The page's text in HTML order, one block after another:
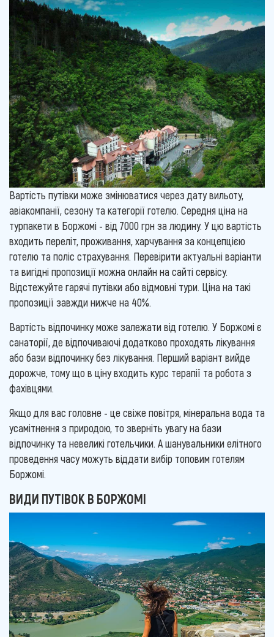
Вартість путівки може змінюватися через дату вильоту,
авіакомпанії, сезону та категорії готелю. Середня ціна на
турпакети в Боржомі - від 7000 грн за людину. У цю вартість
входить переліт, проживання, харчування за концепцією
готелю та поліс страхування. Перевірити актуальні варіанти
та вигідні пропозиції можна онлайн на сайті сервісу.
Відстежуйте гарячі путівки або відмовні тури. Ціна на такі
пропозиції завжди нижче на 40%.
Вартість відпочинку може залежати від готелю. У Боржомі є
санаторії, де відпочиваючі додатково проходять лікування
або бази відпочинку без лікування. Перший варіант вийде
дорожче, тому що в ціну входить курс терапії та робота з
фахівцями.
Якщо для вас головне - це свіже повітря, мінеральна вода та
усамітнення з природою, то зверніть увагу на бази
відпочинку та невеликі готельчики. А шанувальники елітного
проведення часу можуть віддати вибір топовим готелям
Боржомі.
ВИДИ ПУТІВОК В БОРЖОМІ